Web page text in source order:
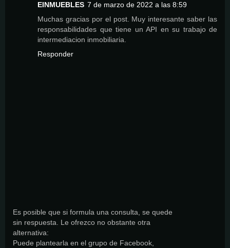
EINMUEBLES 7 de marzo de 2022 a las 8:59
Muchas gracias por el post. Muy interesante saber las
responsabilidades que tiene un API en su trabajo de
intermediacion inmobiliaria.
Responder
Es posible que si formula una consulta, se quede
sin respuesta. Le ofrezco no obstante otra
alternativa:
Puede plantearla en el grupo de Facebook,